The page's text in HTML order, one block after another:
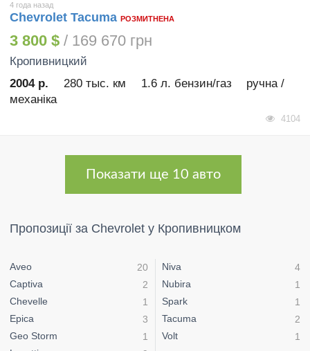
4 года назад
Chevrolet Tacuma РОЗМИТНЕНА
3 800 $ / 169 670 грн
Кропивницкий
2004 р.
280 тыс. км 1.6 л. бензин/газ
ручна /
механіка
4104
Показати ще 10 авто
Пропозиції за Chevrolet у Кропивницком
Aveo
20
Captiva
2
Chevelle
1
Epica
3
Geo Storm
1
Niva
4
Nubira
1
Spark
1
Tacuma
2
Volt
1